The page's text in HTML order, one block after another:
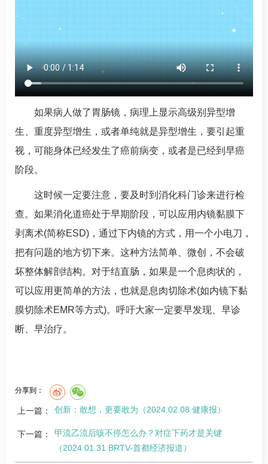
如果病人做了胃肠镜，病理上显示高级别异型增
生、重度异型增生，或者单纯就是异型增生，要引起重
视，可能身体已经发生了癌前病变，或者是已经到早癌
阶段。
这时候一定要注意，要及时到消化科门诊来进行检
查。如果消化道癌处于早期阶段，可以应用内镜黏膜下
剥离术(简称ESD)，通过下内镜的方式，用一个小电刀，
把有问题的地方切下来。这种方法简单、微创，不会破
坏整体解剖结构。对于结直肠，如果是一个息肉状的，
可以应用更简单的方法，也就是息肉切除术(如内镜下黏
膜切除术EMR等方式)。呼吁大家一定要早发现、早诊
断、早治疗。
分享到：
上一篇： 创新：敢想，更要敢为（2024.02.08 健康报）
下一篇：
甲流乙流后咳不停怎么办？对症下药才是关键
（2024.01.31 BRTV-首都经济报道）